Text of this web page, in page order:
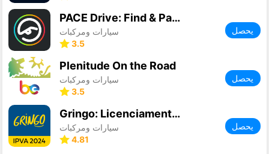
PACE Drive: Find & Pay for Gas
سيارات ومركبات
3.5
يحصل
Plenitude On the Road
سيارات ومركبات
3.5
يحصل
Gringo: Licenciamento, IPVA +
سيارات ومركبات
4.81
يحصل